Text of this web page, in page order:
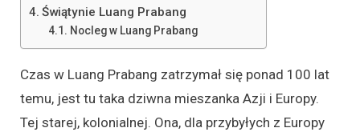
Świątynie Luang Prabang
Nocleg w Luang Prabang
Czas w Luang Prabang zatrzymał się ponad 100 lat
temu, jest tu taka dziwna mieszanka Azji i Europy.
Tej starej, kolonialnej. Ona, dla przybyłych z Europy